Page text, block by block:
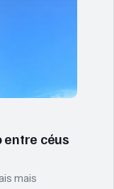
entre céus
mais